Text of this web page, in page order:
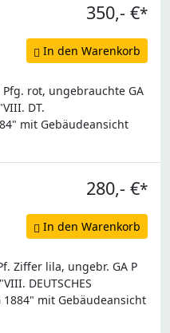
350,- €*
In den Warenkorb
Pfg. rot, ungebrauchte GA
DT.
mit Gebäudeansicht
280,- €*
In den Warenkorb
Ziffer lila, ungebr. GA P
DEUTSCHES
1884" mit Gebäudeansicht